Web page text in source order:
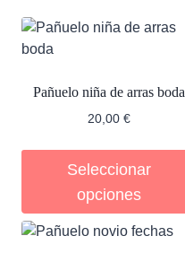
Pañuelo niña de arras boda
20,00 €
Seleccionar
opciones